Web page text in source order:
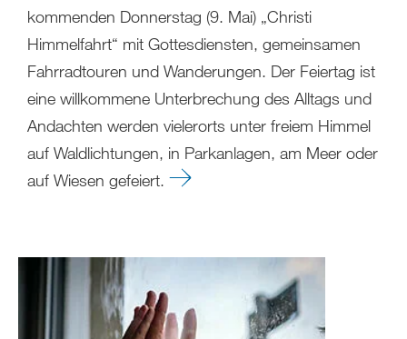
kommenden Donnerstag (9. Mai) „Christi
Himmelfahrt“ mit Gottesdiensten, gemeinsamen
Fahrradtouren und Wanderungen. Der Feiertag ist
eine willkommene Unterbrechung des Alltags und
Andachten werden vielerorts unter freiem Himmel
auf Waldlichtungen, in Parkanlagen, am Meer oder
auf Wiesen gefeiert.